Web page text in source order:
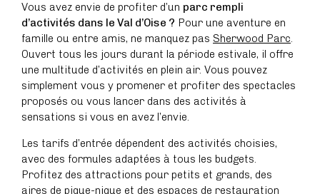
Vous avez envie de profiter d’un parc rempli
d’activités dans le Val d’Oise ? Pour une aventure en
famille ou entre amis, ne manquez pas Sherwood Parc.
Ouvert tous les jours durant la période estivale, il offre
une multitude d’activités en plein air. Vous pouvez
simplement vous y promener et profiter des spectacles
proposés ou vous lancer dans des activités à
sensations si vous en avez l’envie.
Les tarifs d’entrée dépendent des activités choisies,
avec des formules adaptées à tous les budgets.
Profitez des attractions pour petits et grands, des
aires de pique-nique et des espaces de restauration